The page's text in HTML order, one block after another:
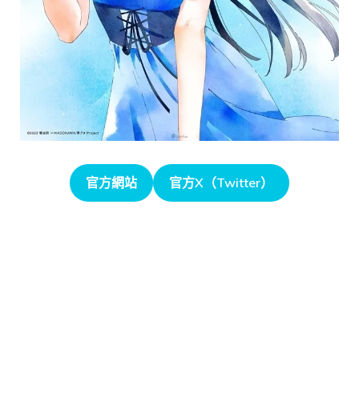
官方網站 官方X（Twitter）